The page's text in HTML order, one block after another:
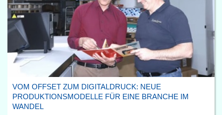
VOM OFFSET ZUM DIGITALDRUCK: NEUE
PRODUKTIONSMODELLE FÜR EINE BRANCHE IM
WANDEL